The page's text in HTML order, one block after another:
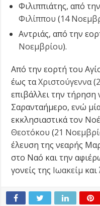
Φιλιππιάτης, από
Φιλίππου (14
Αντριάς, από την
Νοεμβρίου).
Από την εορτή του
έως ταΧριστούγεννα(
επιβάλλει την τήρηση
Σαρανταήμερο, ενώ
εκκλησιαστικά τον
Θεοτόκου (21
έλευση της νεαρής
στο Ναό και την
γονείς της Ιωακείμ και